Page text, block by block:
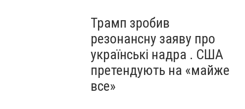
Трамп зробив
резонансну заяву про
українські надра . США
претендують на «майже
все»